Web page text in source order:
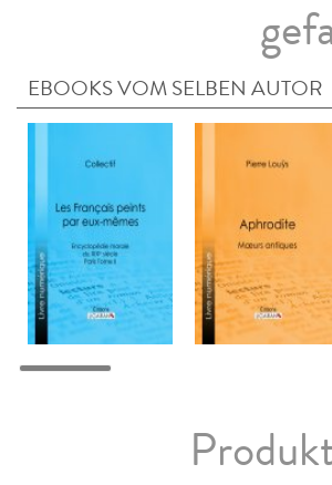
EBOOKS VOM SELBEN AUTOR